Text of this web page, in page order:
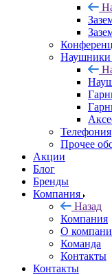
Наушники
Телефония
Прочее
Акции
Блог
Бренды
Компания
Назад
Компания
О
Команда
Контакты
Контакты